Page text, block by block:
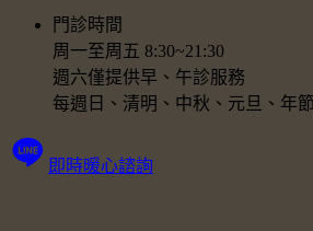
門診時間
周一至周五 8:30~21:30
週六僅提供早、午診服務
每週日、清明、中秋、元旦、年
即時暖心諮詢